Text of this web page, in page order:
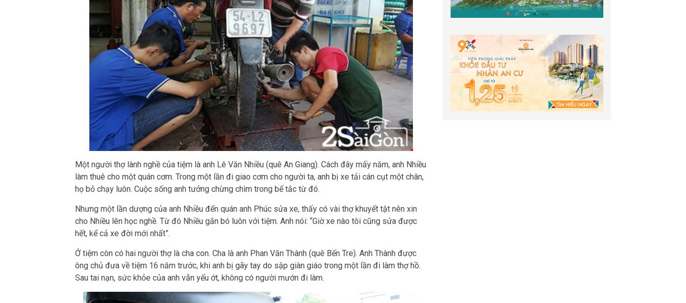
Một người thợ lành nghề của tiệm là anh Lê Văn Nhiều (quê An Giang). Cách đây mấy năm, anh Nhiều
làm thuê cho một quán cơm. Trong một lần đi giao cơm cho người ta, anh bị xe tải cán cụt một chân,
họ bỏ chạy luôn. Cuộc sống anh tưởng chừng chìm trong bế tắc từ đó.
Nhưng một lần dượng của anh Nhiều đến quán anh Phúc sửa xe, thấy có vài thợ khuyết tật nên xin
cho Nhiều lên học nghề. Từ đó Nhiều gắn bó luôn với tiệm. Anh nói: “Giờ xe nào tôi cũng sửa được
hết, kể cả xe đời mới nhất”.
Ở tiệm còn có hai người thợ là cha con. Cha là anh Phan Văn Thành (quê Bến Tre). Anh Thành được
ông chủ đưa về tiệm 16 năm trước, khi anh bị gãy tay do sập giàn giáo trong một lần đi làm thợ hồ.
Sau tai nạn, sức khỏe của anh vẫn yếu ớt, không có người mướn đi làm.